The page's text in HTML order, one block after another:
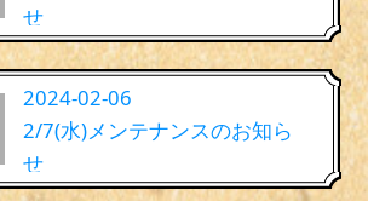
せ
2024-02-06
2/7(水)メンテナンスのお知ら
せ